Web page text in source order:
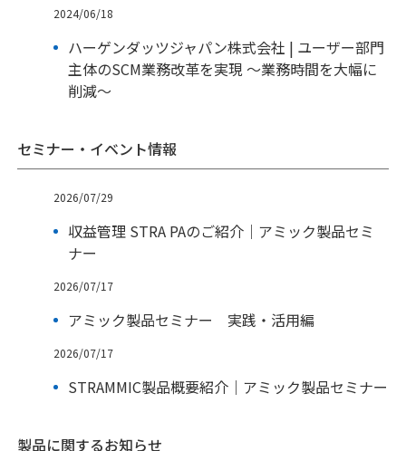
2024/06/18
ハーゲンダッツジャパン株式会社 | ユーザー部門
主体のSCM業務改革を実現 ～業務時間を大幅に
削減～
セミナー・イベント情報
2026/07/29
収益管理 STRA PAのご紹介｜アミック製品セミ
ナー
2026/07/17
アミック製品セミナー 実践・活用編
2026/07/17
STRAMMIC製品概要紹介｜アミック製品セミナー
製品に関するお知らせ